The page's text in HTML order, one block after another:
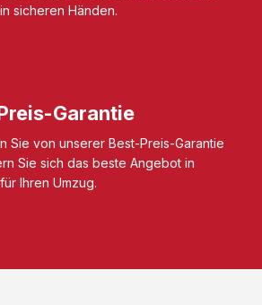
sicheren Händen.
Garantie
Sie von unserer Best-Preis-Garantie
Sie sich das beste Angebot in
Ihren Umzug.